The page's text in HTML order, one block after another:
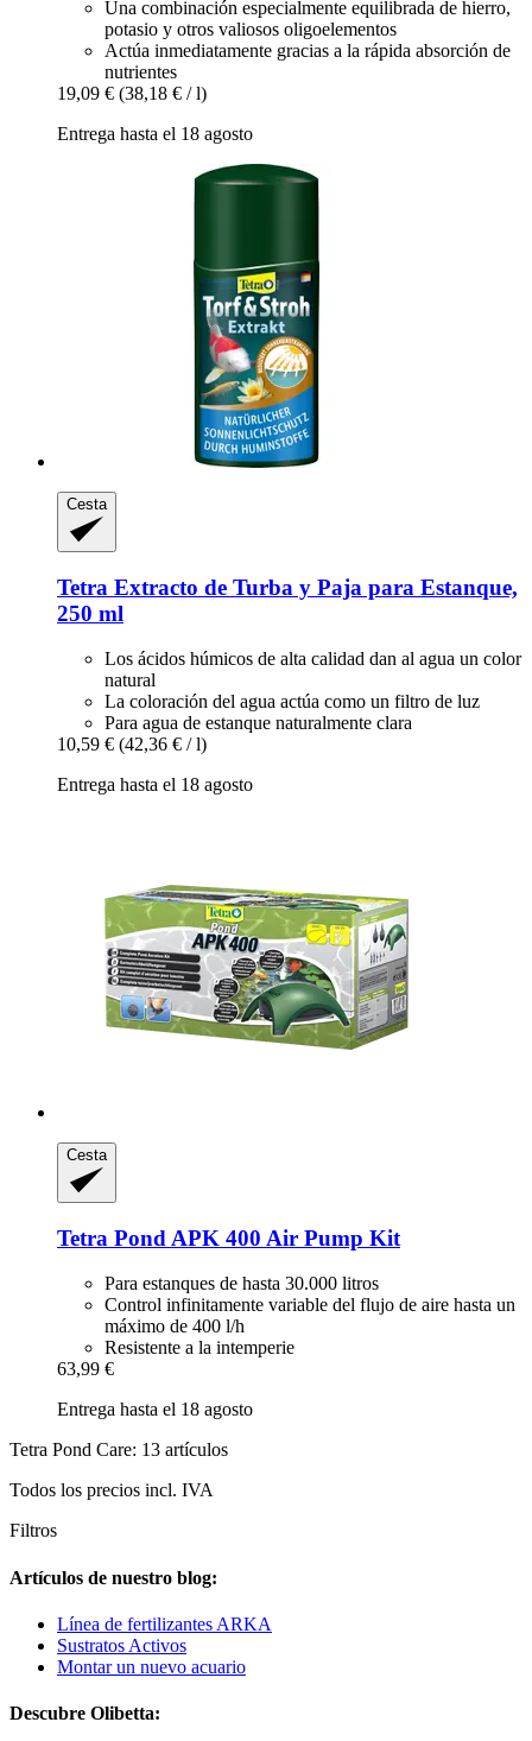
Una combinación especialmente equilibrada de hierro,
potasio y otros valiosos oligoelementos
Actúa inmediatamente gracias a la rápida absorción de
nutrientes
19,09 € (38,18 € / l)
Entrega hasta el 18 agosto
Cesta
Tetra Extracto de Turba y Paja para Estanque,
250 ml
Los ácidos húmicos de alta calidad dan al agua un color
natural
La coloración del agua actúa como un filtro de luz
Para agua de estanque naturalmente clara
10,59 € (42,36 € / l)
Entrega hasta el 18 agosto
Cesta
Tetra Pond APK 400 Air Pump Kit
Para estanques de hasta 30.000 litros
Control infinitamente variable del flujo de aire hasta un
máximo de 400 l/h
Resistente a la intemperie
63,99 €
Entrega hasta el 18 agosto
Tetra Pond Care: 13 artículos
Todos los precios incl. IVA
Filtros
Artículos de nuestro blog:
Línea de fertilizantes ARKA
Sustratos Activos
Montar un nuevo acuario
Descubre Olibetta: